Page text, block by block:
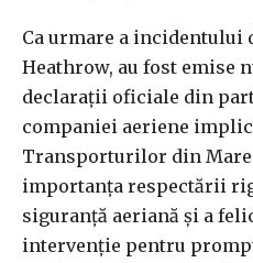
Ca urmare a incidentului
Heathrow, au fost emise
declarații oficiale din
companiei aeriene
Transporturilor din
importanța respectării
siguranță aeriană și a
intervenție pentru